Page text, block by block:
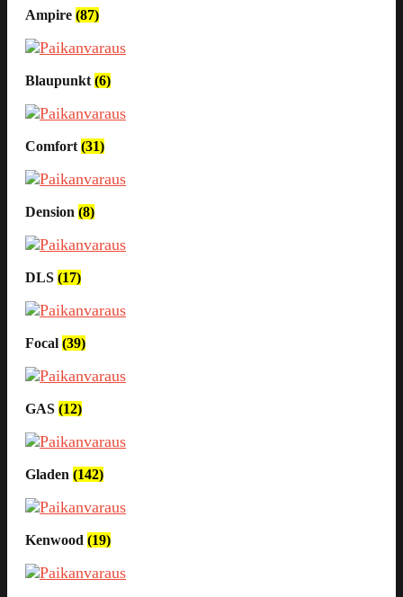
Ampire (87)
Blaupunkt (6)
Comfort (31)
Dension (8)
DLS (17)
Focal (39)
GAS (12)
Gladen (142)
Kenwood (19)